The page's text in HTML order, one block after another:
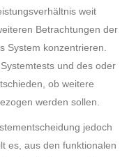
weit
Betrachtungen der
System konzentrieren.
und des oder
ob weitere
werden sollen.
jedoch
es, aus den funktionalen